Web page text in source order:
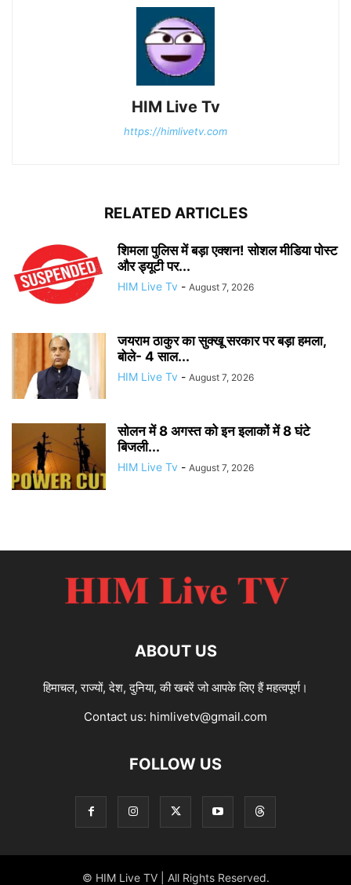
HIM Live Tv
https://himlivetv.com
RELATED ARTICLES
शिमला पुलिस में बड़ा एक्शन! सोशल मीडिया पोस्ट
और ड्यूटी पर...
HIM Live Tv - August 7, 2026
जयराम ठाकुर का सुक्खू सरकार पर बड़ा हमला,
बोले- 4 साल...
HIM Live Tv - August 7, 2026
सोलन में 8 अगस्त को इन इलाकों में 8 घंटे
बिजली...
HIM Live Tv - August 7, 2026
ABOUT US
हिमाचल, राज्यों, देश, दुनिया, की खबरें जो आपके लिए हैं महत्वपूर्ण।
Contact us: himlivetv@gmail.com
FOLLOW US
© HIM Live TV | All Rights Reserved.